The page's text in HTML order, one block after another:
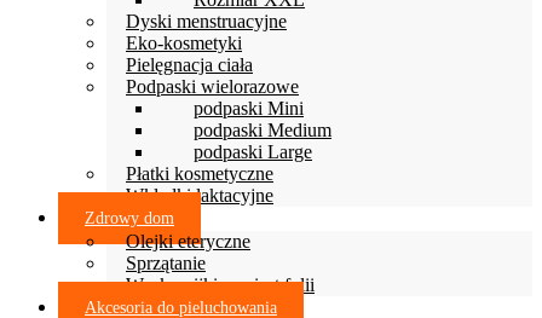
Dyski menstruacyjne
Eko-kosmetyki
Pielęgnacja ciała
Podpaski wielorazowe
podpaski Mini
podpaski Medium
podpaski Large
Płatki kosmetyczne
Wkładki laktacyjne
Zdrowy dom
Olejki eteryczne
Sprzątanie
Woskowijki zamiast folii
Akcesoria do pieluchowania